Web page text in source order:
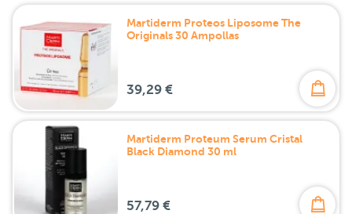
Martiderm Proteos Liposome The
Originals 30 Ampollas
39,29 €
Martiderm Proteum Serum Cristal
Black Diamond 30 ml
57,79 €